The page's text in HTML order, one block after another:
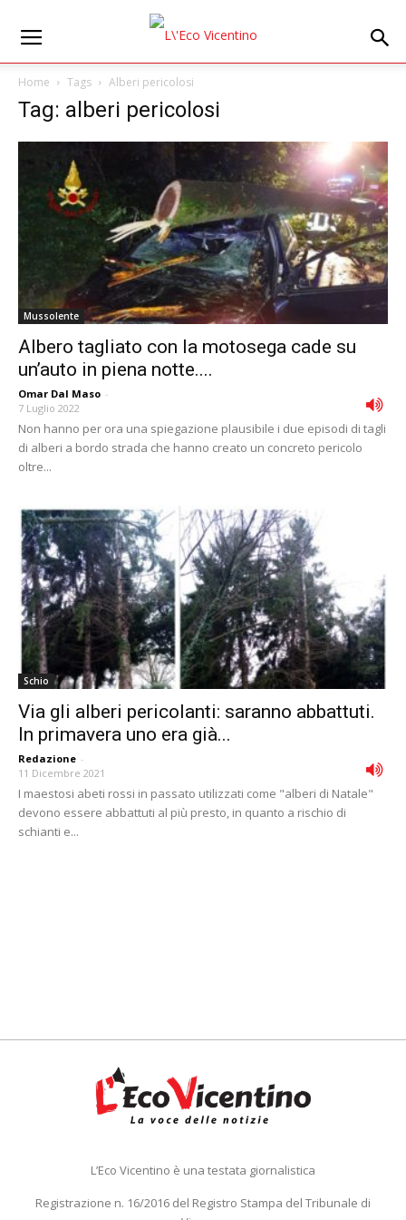
Home Tags Alberi pericolosi
Tag: alberi pericolosi
Mussolente
Albero tagliato con la motosega cade su
un’auto in piena notte....
Omar Dal Maso -
7 Luglio 2022
Non hanno per ora una spiegazione plausibile i due episodi di tagli
di alberi a bordo strada che hanno creato un concreto pericolo
oltre...
Schio
Via gli alberi pericolanti: saranno abbattuti.
In primavera uno era già...
Redazione -
11 Dicembre 2021
I maestosi abeti rossi in passato utilizzati come "alberi di Natale"
devono essere abbattuti al più presto, in quanto a rischio di
schianti e...
L’Eco Vicentino è una testata giornalistica
Registrazione n. 16/2016 del Registro Stampa del Tribunale di